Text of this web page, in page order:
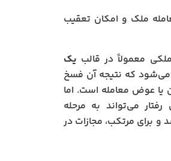
ملک و امکان تعقیب
معمولاً در قالب یک
که نتیجه آن فسخ
یا عوض معامله است. اما
می‌تواند به مرحله
و برای مرتکب، مجازات در